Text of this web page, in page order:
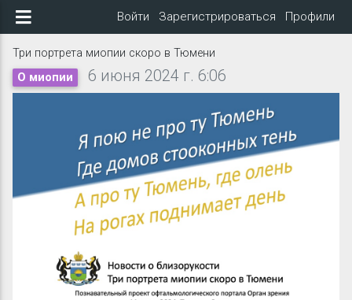
Войти Зарегистрироваться Профили
Три портрета миопии скоро в Тюмени
О миопии 6 июня 2024 г. 6:06